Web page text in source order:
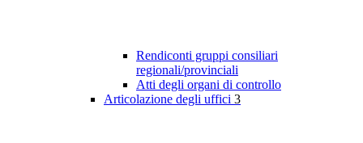
Rendiconti gruppi consiliari
regionali/provinciali
Atti degli organi di controllo
Articolazione degli uffici 3